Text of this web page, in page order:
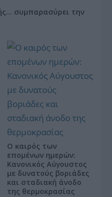
συμπαρασύρει την
Ο καιρός των
επομένων ημερών:
Κανονικός Αύγουστος
με δυνατούς βοριάδες
και σταδιακή άνοδο
της θερμοκρασίας